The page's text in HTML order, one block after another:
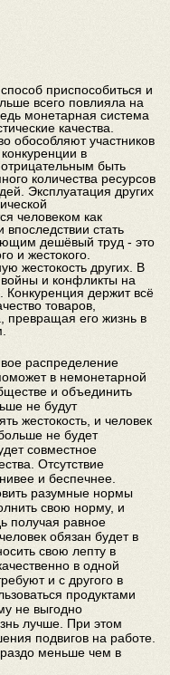
приспособиться и
всего повлияла на
монетарная система
качества.
обособляют участников
в
быть
количества ресурсов
Эксплуатация других
человеком как
стать
дешёвый труд - это
и жестокого.
жестокость других. В
и конфликты на
Конкуренция держит всё
товаров,
превращая его жизнь в
распределение
в немонетарной
и объединить
не будут
жестокость, и человек
не будет
совместное
Отсутствие
и беспечнее.
разумные нормы
свою норму, и
получая равное
обязан будет в
свою лепту в
в одной
и с другого в
продуктами
не выгодно
лучше. При этом
подвигов на работе.
меньше чем в